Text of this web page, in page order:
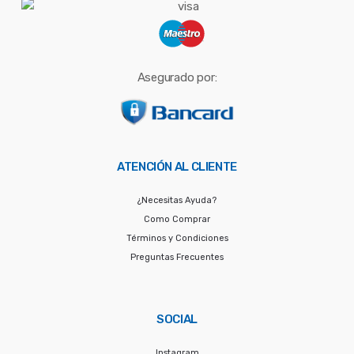
Asegurado por:
ATENCIÓN AL CLIENTE
¿Necesitas Ayuda?
Como Comprar
Términos y Condiciones
Preguntas Frecuentes
SOCIAL